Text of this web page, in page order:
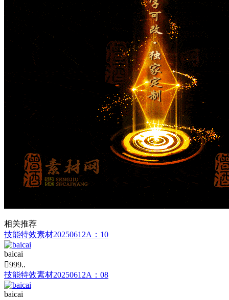
相关推荐
技能特效素材20250612A：10
baicai
999..
技能特效素材20250612A：08
baicai